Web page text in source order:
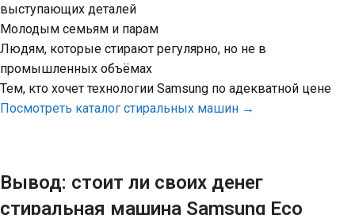
выступающих деталей
Молодым семьям и парам
Людям, которые стирают регулярно, но не в
промышленных объёмах
Тем, кто хочет технологии Samsung по адекватной цене
Посмотреть каталог стиральных машин →
Вывод: стоит ли своих денег
стиральная машина Samsung Eco